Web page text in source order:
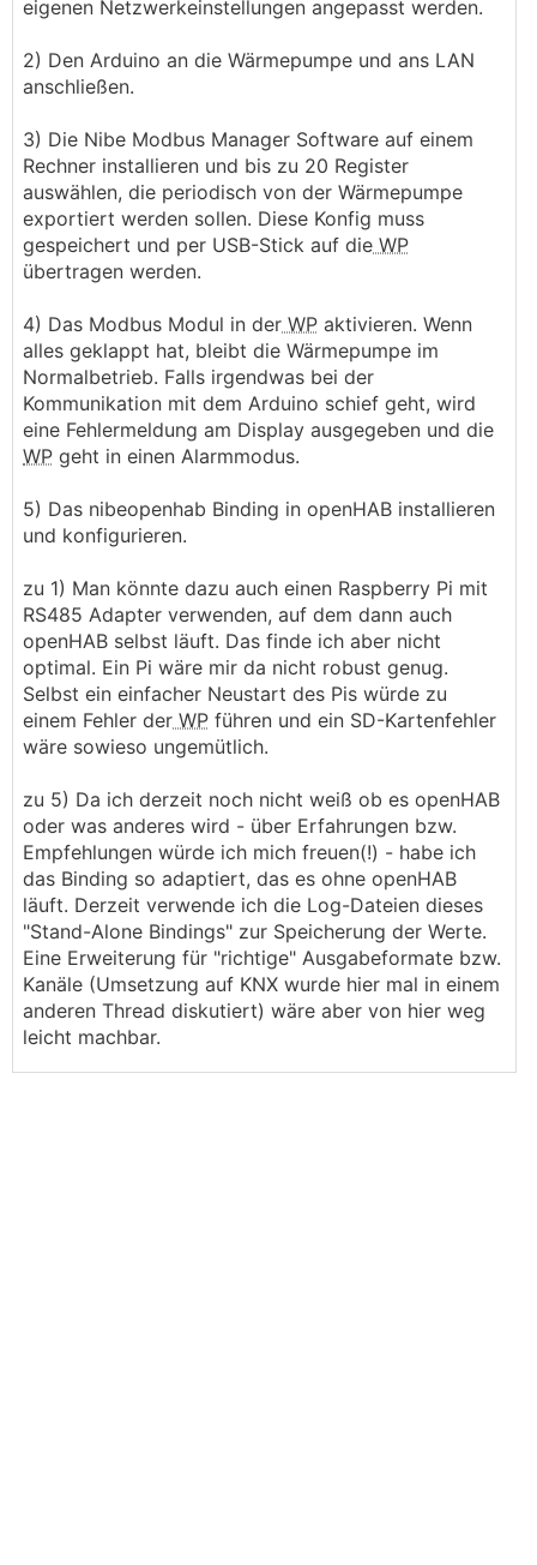
eigenen Netzwerkeinstellungen angepasst werden.
2) Den Arduino an die Wärmepumpe und ans LAN
anschließen.
3) Die Nibe Modbus Manager Software auf einem
Rechner installieren und bis zu 20 Register
auswählen, die periodisch von der Wärmepumpe
exportiert werden sollen. Diese Konfig muss
gespeichert und per USB-Stick auf die WP
übertragen werden.
4) Das Modbus Modul in der WP aktivieren. Wenn
alles geklappt hat, bleibt die Wärmepumpe im
Normalbetrieb. Falls irgendwas bei der
Kommunikation mit dem Arduino schief geht, wird
eine Fehlermeldung am Display ausgegeben und die
WP geht in einen Alarmmodus.
5) Das nibeopenhab Binding in openHAB installieren
und konfigurieren.
zu 1) Man könnte dazu auch einen Raspberry Pi mit
RS485 Adapter verwenden, auf dem dann auch
openHAB selbst läuft. Das finde ich aber nicht
optimal. Ein Pi wäre mir da nicht robust genug.
Selbst ein einfacher Neustart des Pis würde zu
einem Fehler der WP führen und ein SD-Kartenfehler
wäre sowieso ungemütlich.
zu 5) Da ich derzeit noch nicht weiß ob es openHAB
oder was anderes wird - über Erfahrungen bzw.
Empfehlungen würde ich mich freuen(!) - habe ich
das Binding so adaptiert, das es ohne openHAB
läuft. Derzeit verwende ich die Log-Dateien dieses
"Stand-Alone Bindings" zur Speicherung der Werte.
Eine Erweiterung für "richtige" Ausgabeformate bzw.
Kanäle (Umsetzung auf KNX wurde hier mal in einem
anderen Thread diskutiert) wäre aber von hier weg
leicht machbar.